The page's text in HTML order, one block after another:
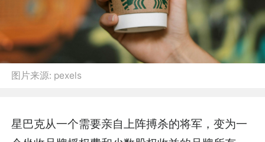
图片来源: pexels
星巴克从一个需要亲自上阵搏杀的将军，变为一